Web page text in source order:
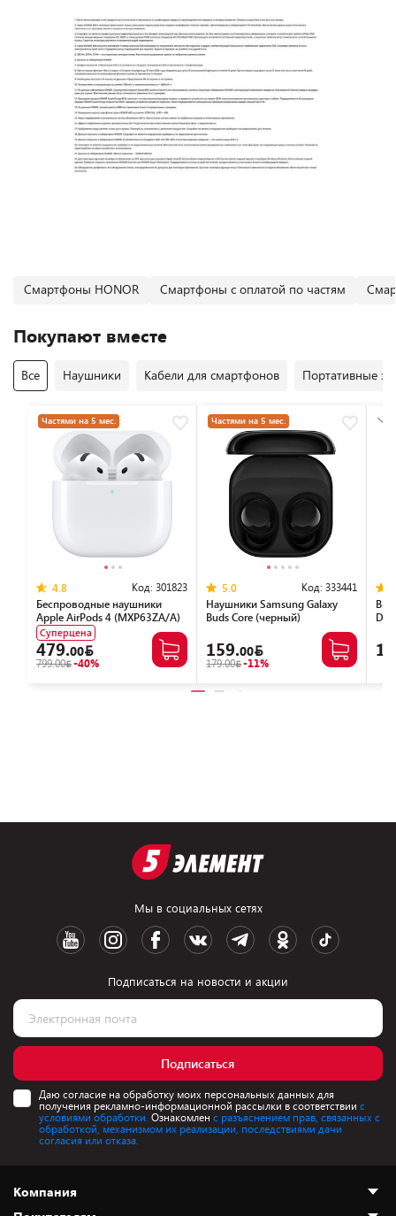
Смартфоны HONOR Смартфоны с оплатой по частям
Покупают вместе
Все Наушники Кабели для смартфонов Портативные
Частями на 5 мес.
4.8 Код: 301823
Беспроводные наушники
Apple AirPods 4 (MXP63ZA/A)
Суперцена
479.00
799.00 -40%
Частями на 5 мес.
5.0 Код: 333441
Наушники Samsung Galaxy
Buds Core (черный)
159.00
179.00 -11%
Мы в социальных сетях
Подписаться на новости и акции
Подписаться
Даю согласие на обработку моих персональных данных для
получения рекламно-информационной рассылки в соответствии с
условиями обработки. Ознакомлен с разъяснением прав, связанных с
обработкой, механизмом их реализации, последствиями дачи
согласия или отказа.
Компания